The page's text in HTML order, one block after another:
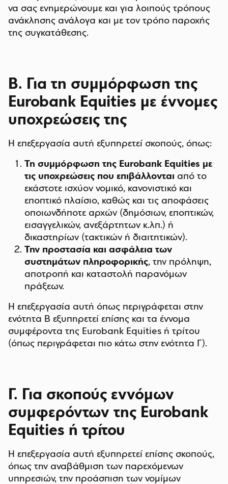
να σας ενημερώνουμε και για λοιπούς τρόπους
ανάκλησης ανάλογα και με τον τρόπο παροχής
της συγκατάθεσης.
Β. Για τη συμμόρφωση της
Eurobank Equities με έννομες
υποχρεώσεις της
Η επεξεργασία αυτή εξυπηρετεί σκοπούς, όπως:
Τη συμμόρφωση της Eurobank Equities με
τις υποχρεώσεις που επιβάλλονται από το
εκάστοτε ισχύον νομικό, κανονιστικό και
εποπτικό πλαίσιο, καθώς και τις αποφάσεις
οποιωνδήποτε αρχών (δημόσιων, εποπτικών,
εισαγγελικών, ανεξάρτητων κ.λπ.) ή
δικαστηρίων (τακτικών ή διαιτητικών).
Την προστασία και ασφάλεια των
συστημάτων πληροφορικής, την πρόληψη,
αποτροπή και καταστολή παρανόμων
πράξεων.
Η επεξεργασία αυτή όπως περιγράφεται στην
ενότητα Β εξυπηρετεί επίσης και τα έννομα
συμφέροντα της Eurobank Equities ή τρίτου
(όπως περιγράφεται πιο κάτω στην ενότητα Γ).
Γ. Για σκοπούς εννόμων
συμφερόντων της Eurobank
Equities ή τρίτου
Η επεξεργασία αυτή εξυπηρετεί επίσης σκοπούς,
όπως την αναβάθμιση των παρεχόμενων
υπηρεσιών, την προάσπιση των νομίμων